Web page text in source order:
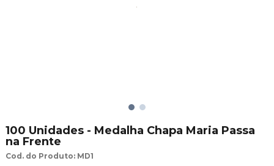
100 Unidades - Medalha Chapa Maria Passa
na Frente
Cod. do Produto: MD1